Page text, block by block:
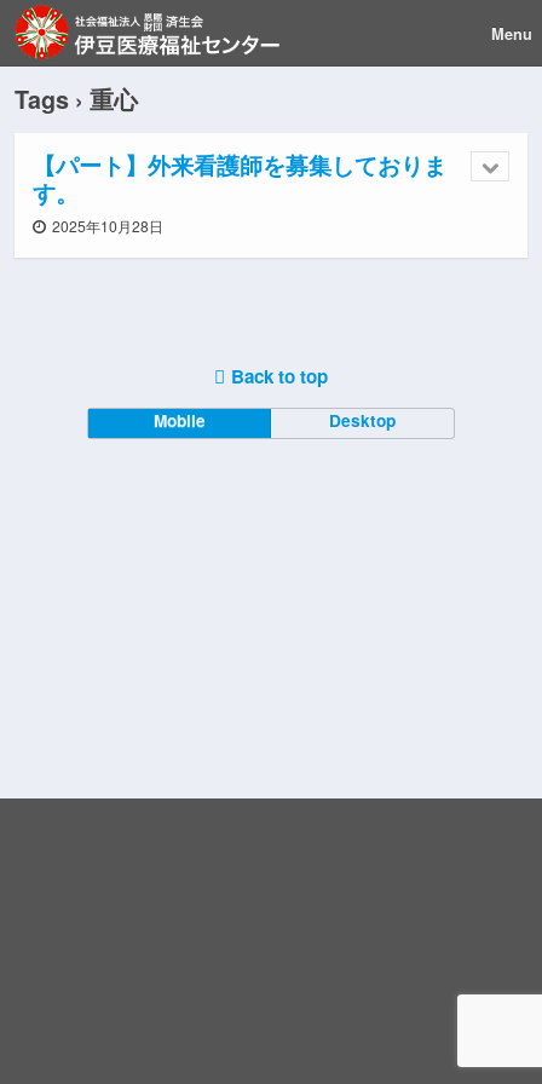
Menu
Tags › 重心
【パート】外来看護師を募集しておりま
す。
2025年10月28日
Back to top
Mobile Desktop